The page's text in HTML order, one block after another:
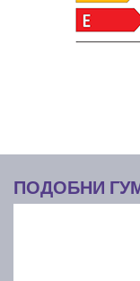
ПОДОБНИ